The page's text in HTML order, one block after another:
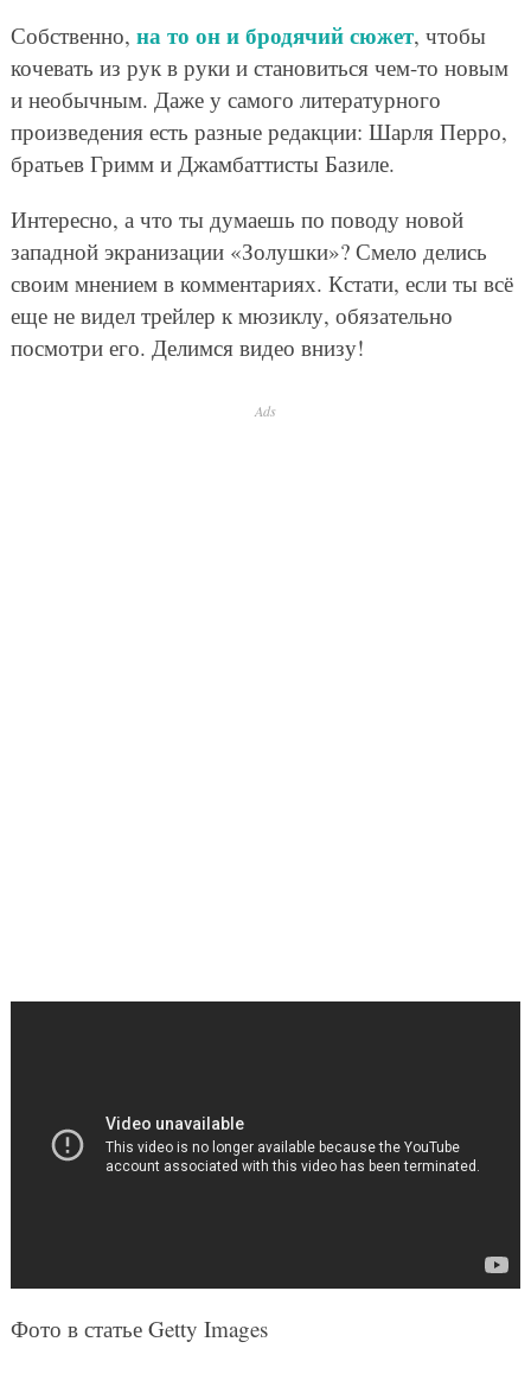
Собственно, на то он и бродячий сюжет, чтобы
кочевать из рук в руки и становиться чем-то новым
и необычным. Даже у самого литературного
произведения есть разные редакции: Шарля Перро,
братьев Гримм и Джамбаттисты Базиле.
Интересно, а что ты думаешь по поводу новой
западной экранизации «Золушки»? Смело делись
своим мнением в комментариях. Кстати, если ты всё
еще не видел трейлер к мюзиклу, обязательно
посмотри его. Делимся видео внизу!
Ads
Фото в статье Getty Images